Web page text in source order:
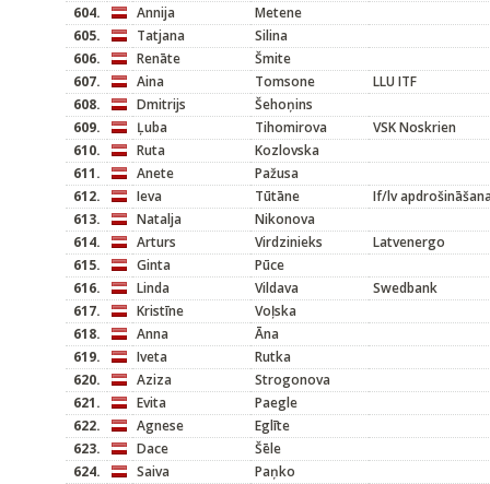
604.
Annija
Metene
605.
Tatjana
Silina
606.
Renāte
Šmite
607.
Aina Tomsone
LLU ITF
608.
Dmitrijs
Šehoņins
609.
Ļuba Tihomirova
VSK Noskrien
610.
Ruta
Kozlovska
611.
Anete
Pažusa
612.
Ieva Tūtāne
If/lv
613.
Natalja
Nikonova
614.
Arturs Virdzinieks
Latvenergo
615.
Ginta
Pūce
616.
Linda Vildava
Swedbank
617.
Kristīne
Voļska
618.
Anna
Āna
619.
Iveta
Rutka
620.
Aziza
Strogonova
621.
Evita
Paegle
622.
Agnese
Eglīte
623.
Dace
Šēle
624.
Saiva
Paņko